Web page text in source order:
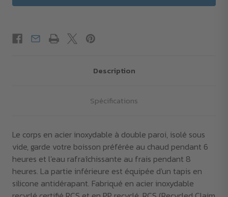
Description
Spécifications
Le corps en acier inoxydable à double paroi, isolé sous
vide, garde votre boisson préférée au chaud pendant 6
heures et l'eau rafraîchissante au frais pendant 8
heures. La partie inférieure est équipée d'un tapis en
silicone antidérapant. Fabriqué en acier inoxydable